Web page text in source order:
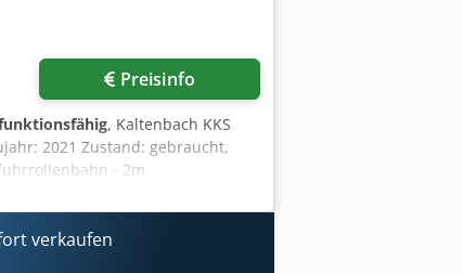
Preisinfo
, Kaltenbach KKS
2021 Zustand: gebraucht,
- 2m
verkaufen